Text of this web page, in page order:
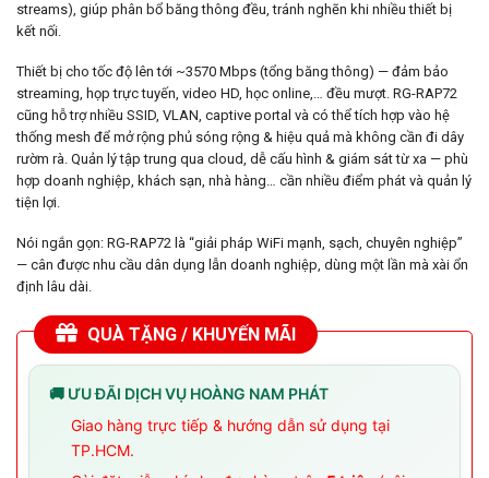
streams), giúp phân bổ băng thông đều, tránh nghẽn khi nhiều thiết bị
kết nối.
Thiết bị cho tốc độ lên tới ~3570 Mbps (tổng băng thông) — đảm bảo
streaming, họp trực tuyến, video HD, học online,… đều mượt. RG-RAP72
cũng hỗ trợ nhiều SSID, VLAN, captive portal và có thể tích hợp vào hệ
thống mesh để mở rộng phủ sóng rộng & hiệu quả mà không cần đi dây
rườm rà. Quản lý tập trung qua cloud, dễ cấu hình & giám sát từ xa — phù
hợp doanh nghiệp, khách sạn, nhà hàng… cần nhiều điểm phát và quản lý
tiện lợi.
Nói ngắn gọn: RG-RAP72 là “giải pháp WiFi mạnh, sạch, chuyên nghiệp”
— cân được nhu cầu dân dụng lẫn doanh nghiệp, dùng một lần mà xài ổn
định lâu dài.
QUÀ TẶNG / KHUYẾN MÃI
🚚 ƯU ĐÃI DỊCH VỤ HOÀNG NAM PHÁT
Giao hàng trực tiếp & hướng dẫn sử dụng tại
TP.HCM.